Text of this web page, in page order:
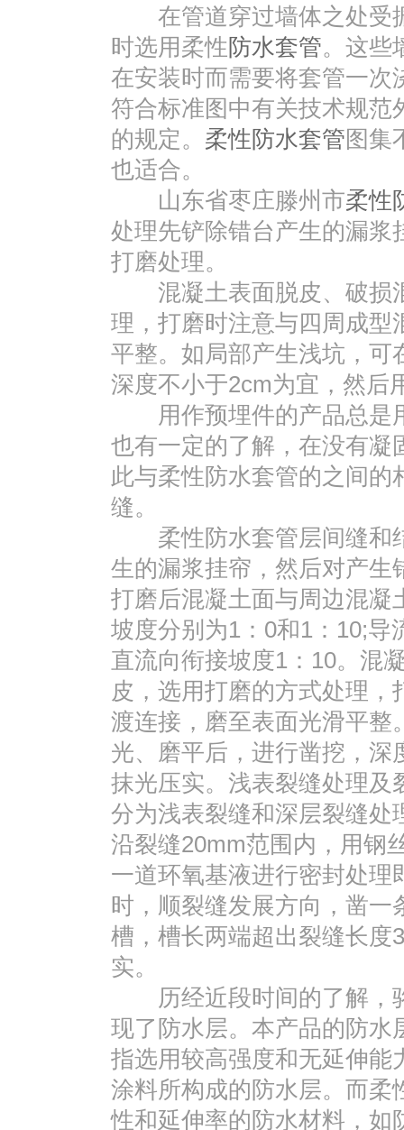
在管道穿过墙体之处受
时选用柔性 防水套管。这些
在安装时而需要将套管一次
符合标准图中有关技术规范
的规定。 柔性防水套管 图集
也适合。
山东省枣庄滕州市柔性
处理先铲除错台产生的漏浆
打磨处理。
混凝土表面脱皮、破损
理，打磨时注意与四周成型
平整。如局部产生浅坑，可
深度不小于2cm为宜，然后
用作预埋件的产品总是
也有一定的了解，在没有凝
此与柔性防水套管的之间的
缝。
柔性防水套管层间缝和
生的漏浆挂帘，然后对产生
打磨后混凝土面与周边混凝
坡度分别为1：0和1：10;导
直流向衔接坡度1：10。混
皮，选用打磨的方式处理
渡连接，磨至表面光滑平整
光、磨平后，进行凿挖，深
抹光压实。浅表裂缝处理及
分为浅表裂缝和深层裂缝处
沿裂缝20mm范围内，用钢
一道环氧基液进行密封处理
时，顺裂缝发展方向，凿
槽，槽长两端超出裂缝长度
实。
历经近段时间的了解，
现了防水层。本产品的防水
指选用较高强度和无延伸能
涂料所构成的防水层。而柔
性和延伸率的防水材料，如